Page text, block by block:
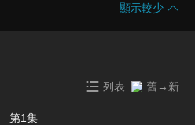
顯示較少
列表 舊→新
第1集